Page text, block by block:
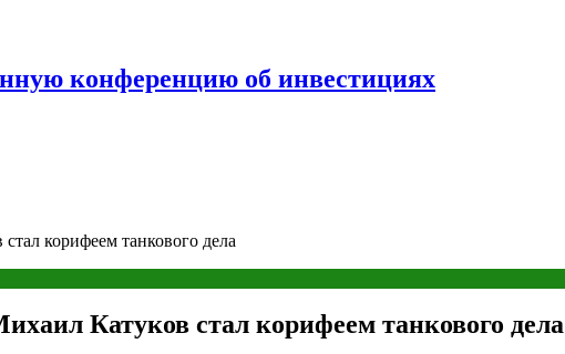
конференцию об инвестициях
корифеем танкового дела
Катуков стал корифеем танкового дела